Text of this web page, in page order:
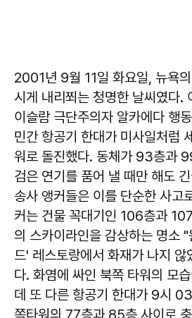
2001년 9월 11일 화요일, 뉴욕
시게 내리쬐는 청명한 날씨였다
이슬람 극단주의자 알카에다 행
민간 항공기 한대가 미사일처럼
워로 돌진했다. 동체가 93층과
검은 연기를 품어 낼 때만 해도
송사 앵커들은 이를 단순한 사고
커는 건물 꼭대기인 106층과
의 스카이라인을 감상하는 명소
드' 레스토랑에서 화재가 나지 않
다. 화염에 싸인 북쪽 타워의 모
데 또 다른 항공기 한대가 9시